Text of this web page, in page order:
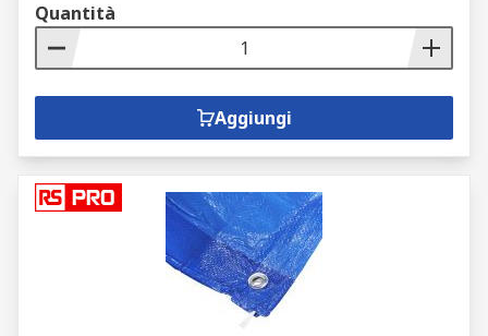
Quantità
Aggiungi